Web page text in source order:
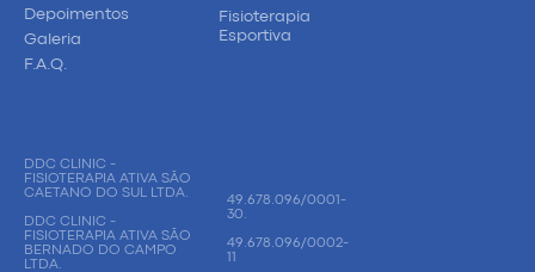
Depoimentos
Galeria
F.A.Q.
Fisioterapia
Esportiva
DDC CLINIC -
FISIOTERAPIA ATIVA SÃO
CAETANO DO SUL LTDA.
DDC CLINIC -
FISIOTERAPIA ATIVA SÃO
BERNADO DO CAMPO
LTDA.
49.678.096/0001-
30.
49.678.096/0002-
11